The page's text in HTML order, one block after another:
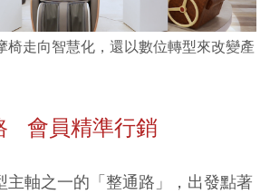
椅走向智慧化，還以數位轉型來改變產
會員精準行銷
主軸之一的「整通路」，出發點著